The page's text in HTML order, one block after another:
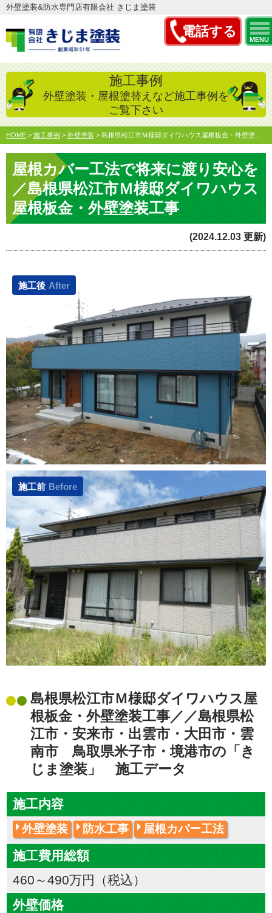
電話する
MENU
外壁塗装&防水専門店有限会社 きじま塗装
施工事例
外壁塗装・屋根塗替えなど施工事例を
ご覧下さい
HOME > 施工事例 > 外壁塗装 > 島根県松江市Ｍ様邸ダイワハウス屋根板金・外壁塗装工事／／島…
屋根カバー工法で将来に渡り安心を
／島根県松江市Ｍ様邸ダイワハウス
屋根板金・外壁塗装工事
(2024.12.03 更新)
施工後 After
施工前 Before
島根県松江市Ｍ様邸ダイワハウス屋
根板金・外壁塗装工事／／島根県松
江市・安来市・出雲市・大田市・雲
南市 鳥取県米子市・境港市の「き
じま塗装」 施工データ
施工内容
外壁塗装 防水工事 屋根カバー工法
施工費用総額
460～490万円（税込）
外壁価格